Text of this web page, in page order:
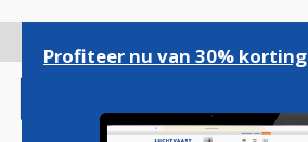
gaan
Profiteer nu van 30% korting